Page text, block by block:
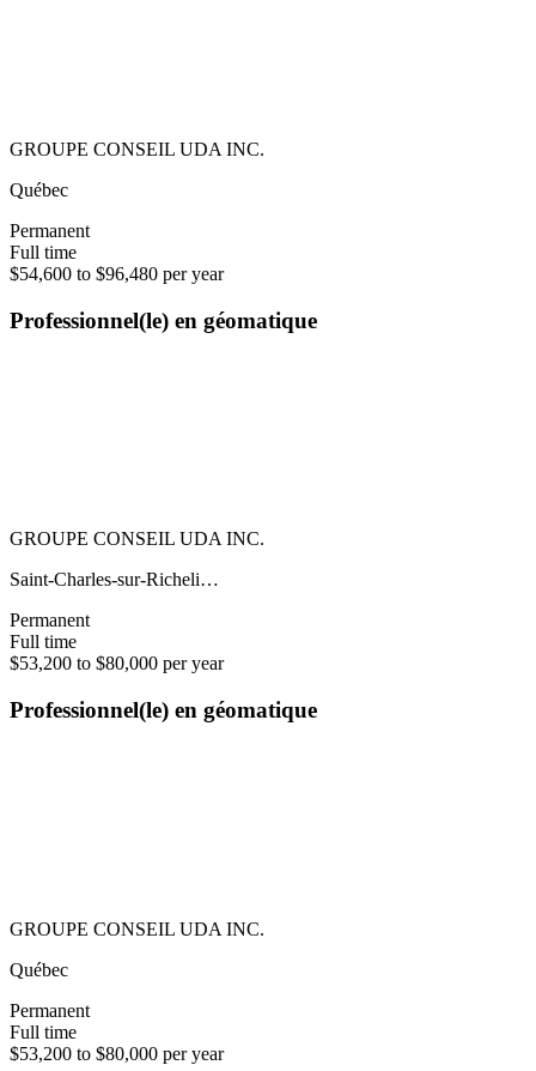
GROUPE CONSEIL UDA INC.
Québec
Permanent
Full time
$54,600 to $96,480 per year
Professionnel(le) en géomatique
GROUPE CONSEIL UDA INC.
Saint-Charles-sur-Richeli…
Permanent
Full time
$53,200 to $80,000 per year
Professionnel(le) en géomatique
GROUPE CONSEIL UDA INC.
Québec
Permanent
Full time
$53,200 to $80,000 per year